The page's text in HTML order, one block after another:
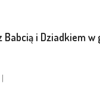
Babcią i Dziadkiem